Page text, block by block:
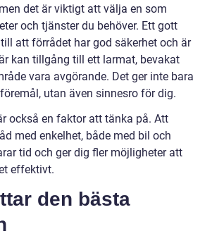
det är viktigt att välja en som
och tjänster du behöver. Ett gott
att förrådet har god säkerhet och är
kan tillgång till ett larmat, bevakat
vara avgörande. Det ger inte bara
utan även sinnesro för dig.
också en faktor att tänka på. Att
med enkelhet, både med bil och
tid och ger dig fler möjligheter att
effektivt.
den bästa